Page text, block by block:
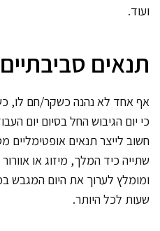
ועוד.
תנאים סביבתיים
אף אחד לא נהנה כשקר/חם לו,
חשוב לייצר תנאים אופטימליים
שתייה כיד המלך, מיזוג או
שעות לכל היותר.